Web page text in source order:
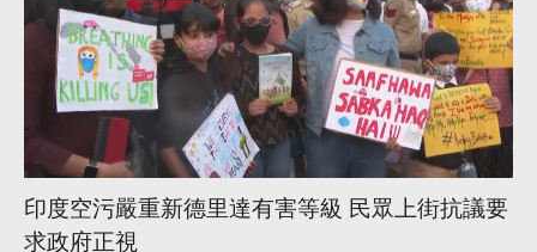
印度空污嚴重新德里達有害等級 民眾上街抗議要
求政府正視